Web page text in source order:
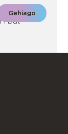
bat
Gehiago